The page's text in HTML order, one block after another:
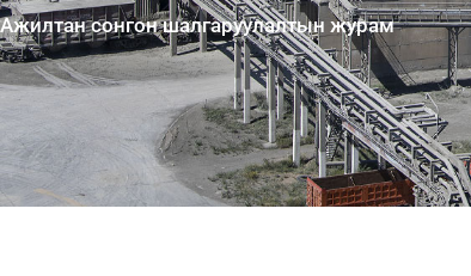
Ажилтан сонгон шалгаруулалтын журам